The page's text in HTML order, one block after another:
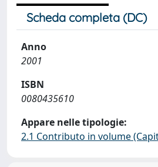
Scheda completa (DC)
Anno
2001
ISBN
0080435610
Appare nelle tipologie:
2.1 Contributo in volume